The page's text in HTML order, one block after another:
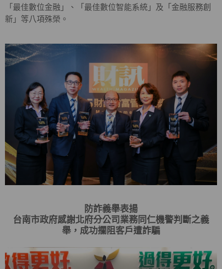
「最佳數位金融」、「最佳數位智能系統」及「金融服務創
新」等八項殊榮。
防詐義舉表揚
台南市政府感謝北府分公司業務同仁機警判斷之義
舉，成功攔阻客戶遭詐騙